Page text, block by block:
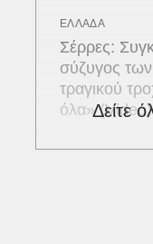
ΕΛΛΑΔΑ
Σέρρες:
σύζυγος
τραγικού
όλα» (Video)
Δείτε